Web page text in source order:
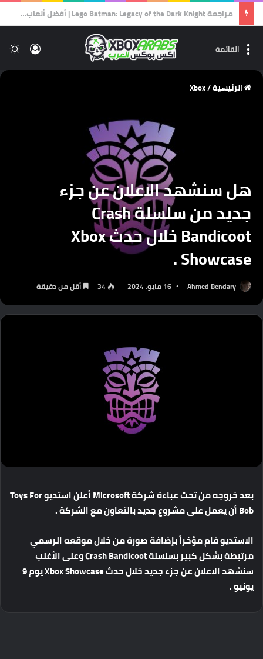
ثورة في عالم الرعب.. هل Directive 8020 هي أفضل ألعاب استديو Supermassive على الإطلاق؟
القائمة
الرئيسية/
Xbox
هل سنشهد الاعلان عن جزء
جديد من سلسلة Crash
Bandicoot خلال حدث Xbox
Showcase .
Ahmed Bendary 16 مايو، 2024 34 أقل من دقيقة
بعدخروجهمنتحتعباءةشركة أعلناستديوToys For
Bobأنيعملعلىمشروعجديدبالتعاونمعالشركة.
الاستديوقاممؤخراًبإضافةصورةمنخلالموقعهالرسمي
مرتبطةبشكلكبيربسلسلة وعلىالأغلب
سنشهدالاعلانعنجزءجديدخلالحدث يوم
يونيو.